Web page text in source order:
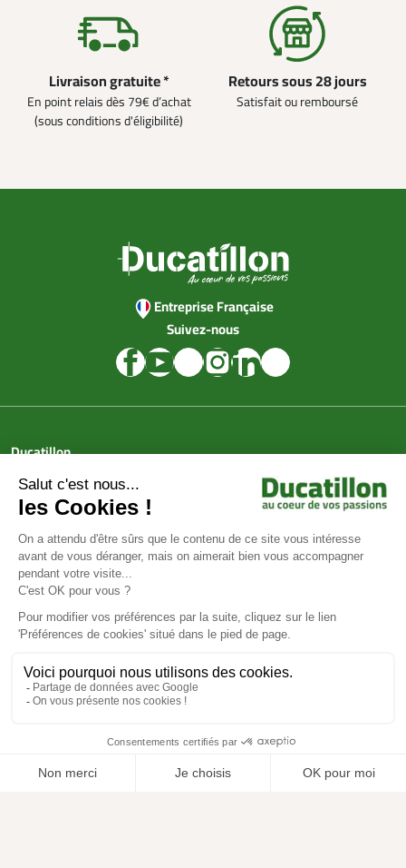
Livraison gratuite *
En point relais dès 79€ d’achat
(sous conditions d'éligibilité)
Retours sous 28 jours
Satisfait ou remboursé
Entreprise Française
Suivez-nous
Ducatillon
Achat en ligne
Services
Aide & Conseils
Paiement sécurisé
© Ducatillon 2026